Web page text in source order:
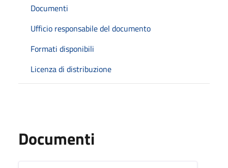
Documenti
Ufficio responsabile del documento
Formati disponibili
Licenza di distribuzione
Documenti